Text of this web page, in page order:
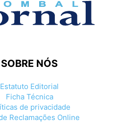
SOBRE NÓS
Estatuto Editorial
Ficha Técnica
de privacidade
Reclamações Online